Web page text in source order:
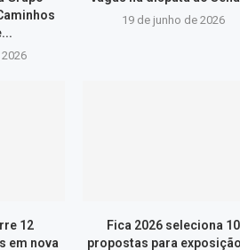
19 de junho de 2026
12
em nova
Fica 2026 seleciona 10
propostas para